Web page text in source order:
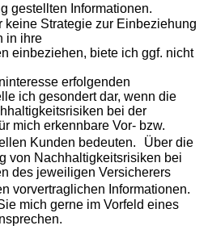
gestellten Informationen.
keine Strategie zur Einbeziehung
in ihre
einbeziehen, biete ich ggf. nicht
erfolgenden
ich gesondert dar, wenn die
bei der
mich erkennbare Vor- bzw.
Kunden bedeuten. Über die
von Nachhaltigkeitsrisiken bei
des jeweiligen Versicherers
vorvertraglichen Informationen.
mich gerne im Vorfeld eines